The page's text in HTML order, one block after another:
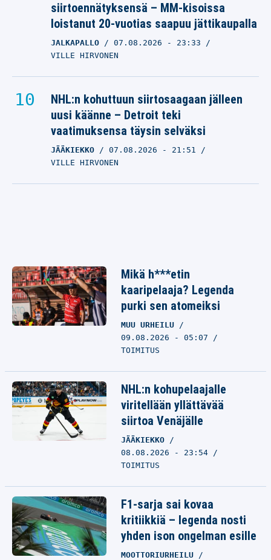
siirtoennätyksensä – MM-kisoissa
loistanut 20-vuotias saapuu jättikaupalla
JALKAPALLO 07.08.2026 - 23:33
VILLE HIRVONEN
NHL:n kohuttuun siirtosaagaan jälleen
uusi käänne – Detroit teki
vaatimuksensa täysin selväksi
JÄÄKIEKKO 07.08.2026 - 21:51
VILLE HIRVONEN
Mikä h***etin
kaaripelaaja? Legenda
purki sen atomeiksi
MUU URHEILU
09.08.2026 - 05:07
TOIMITUS
NHL:n kohupelaajalle
viritellään yllättävää
siirtoa Venäjälle
JÄÄKIEKKO
08.08.2026 - 23:54
TOIMITUS
F1-sarja sai kovaa
kritiikkiä – legenda nosti
yhden ison ongelman esille
MOOTTORIURHEILU